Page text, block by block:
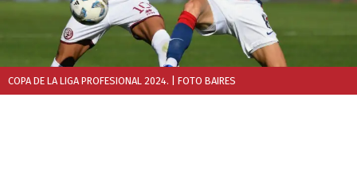
COPA DE LA LIGA PROFESIONAL 2024. | FOTO BAIRES